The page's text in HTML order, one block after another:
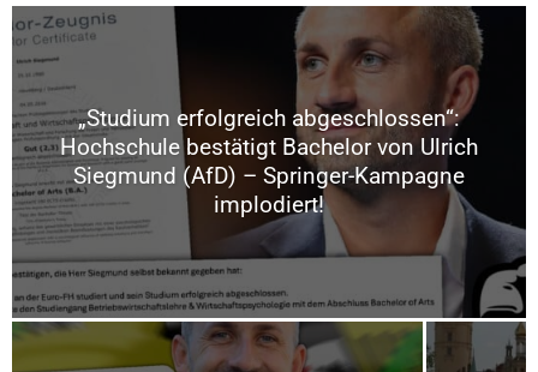
„Studium erfolgreich abgeschlossen“:
Hochschule bestätigt Bachelor von Ulrich
Siegmund (AfD) – Springer-Kampagne
implodiert!